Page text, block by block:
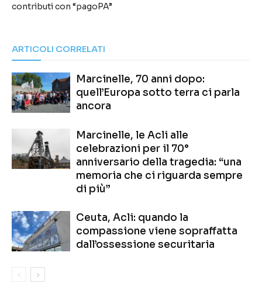
contributi con “pagoPA”
ARTICOLI CORRELATI
Marcinelle, 70 anni dopo:
quell’Europa sotto terra ci parla
ancora
Marcinelle, le Acli alle
celebrazioni per il 70°
anniversario della tragedia: “una
memoria che ci riguarda sempre
di più”
Ceuta, Acli: quando la
compassione viene sopraffatta
dall’ossessione securitaria